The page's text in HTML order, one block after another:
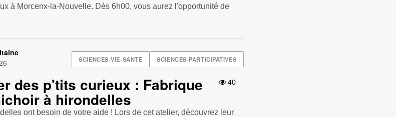
à Morcenx-la-Nouvelle. Dès 6h00, vous aurez l'opportunité de
SCIENCES-VIE-SANTE SCIENCES-PARTICIPATIVES
40
des p'tits curieux : Fabrique
à hirondelles
ont besoin de votre aide ! Lors de cet atelier, découvrez leur